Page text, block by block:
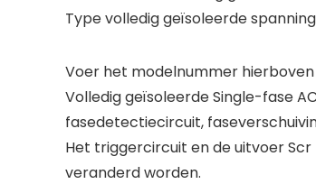
Type volledig geïsoleerde
Voer het modelnummer
Volledig geïsoleerde Single-fase
fasedetectiecircuit,
Het triggercircuit en de uitvoer
veranderd worden.